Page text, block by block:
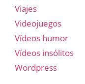
Viajes
Videojuegos
Vídeos humor
Vídeos insólitos
Wordpress